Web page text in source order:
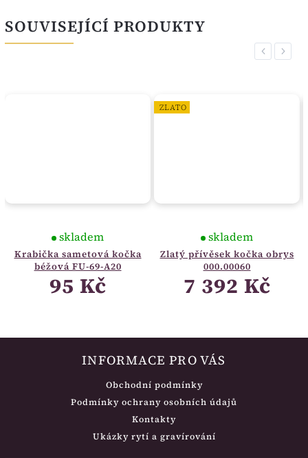
SOUVISEJÍCÍ PRODUKTY
Previous
Krabička sametová kočka
béžová FU-69-A20
skladem
95 Kč
ZLATO
Zlatý přívěsek kočka obrys
000.00060
skladem
7 392 Kč
Next
INFORMACE PRO VÁS
Obchodní podmínky
Podmínky ochrany osobních údajů
Kontakty
Ukázky rytí a gravírování